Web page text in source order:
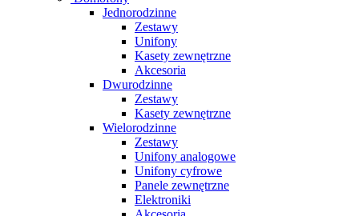
Jednorodzinne
Zestawy
Unifony
Kasety zewnętrzne
Akcesoria
Dwurodzinne
Zestawy
Kasety zewnętrzne
Wielorodzinne
Zestawy
Unifony analogowe
Unifony cyfrowe
Panele zewnętrzne
Elektroniki